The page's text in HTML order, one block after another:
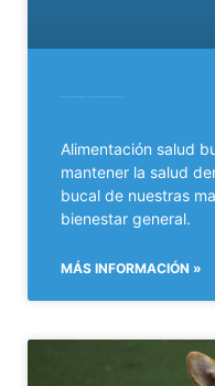
Alimentación salud
mantener la salud
bucal de nuestras
bienestar general.
MÁS INFORMACIÓN »